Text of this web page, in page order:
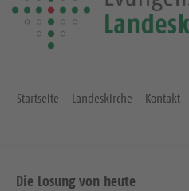
Startseite Landeskirche Kontakt
Die Losung von heute